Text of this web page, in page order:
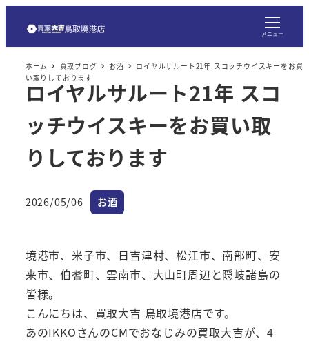
メニュー
ホーム 買取ブログ お酒
ロイヤルサルート21年 スコッチウイスキーをお買
い取りしております
ロイヤルサルート21年 スコ
ッチウイスキーをお買い取
りしております
投稿日
2026/05/06 カテゴリー
お酒
境港市、米子市、日吉津村、松江市、南部町、安
来市、伯耆町、雲南市、大山町周辺と隠岐諸島の
皆様。
こんにちは、買取大吉 鳥取境港店です。
あのIKKOさんのCMでおなじみの買取大吉が、4